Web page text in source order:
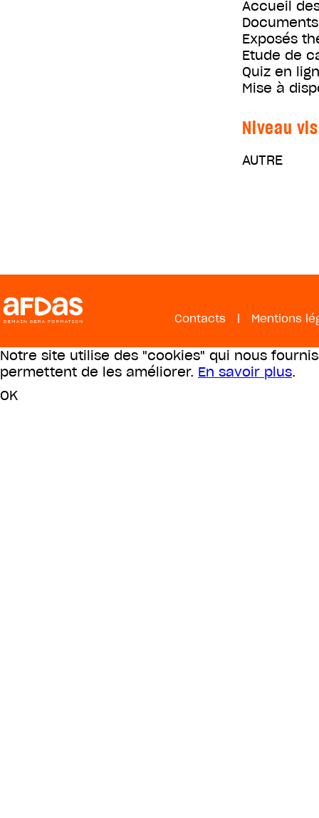
Accueil
Exposés
Etude de
Quiz en
Mise à
Niveau
AUTRE
Contacts | Mentions
Notre site utilise des "cookies" qui nous
permettent de les améliorer. En savoir plus.
OK